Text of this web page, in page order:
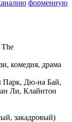
форменную
комедия, драма
Парк, Дю-на Бай,
Ли, Клайнтон
закадровый)